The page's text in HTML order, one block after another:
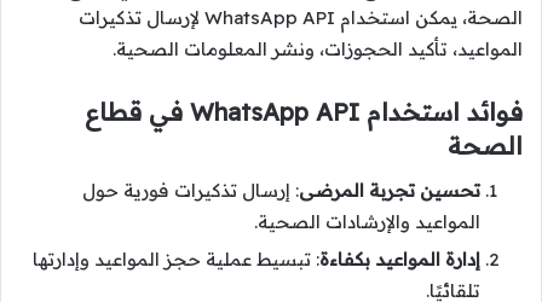
الصحة، يمكن استخدام WhatsApp API لإرسال تذكيرات
المواعيد، تأكيد الحجوزات، ونشر المعلومات الصحية.
فوائد استخدام WhatsApp API في قطاع
الصحة
تحسين تجربة المرضى: إرسال تذكيرات فورية حول
المواعيد والإرشادات الصحية.
إدارة المواعيد بكفاءة: تبسيط عملية حجز المواعيد وإدارتها
تلقائيًا.